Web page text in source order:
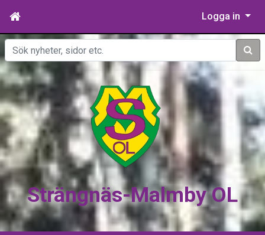
Logga in
Sök
Strängnäs-Malmby OL